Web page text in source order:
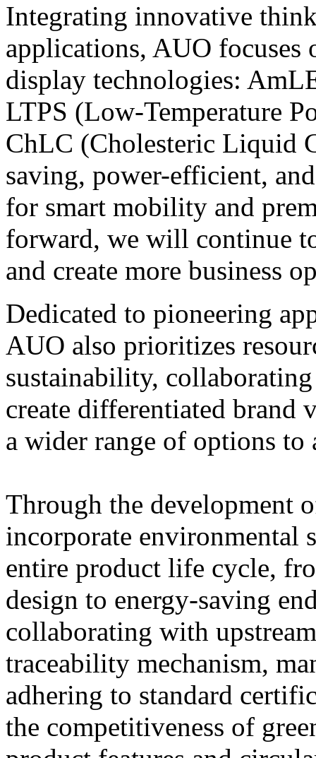
Integrating innovative
applications, AUO focuses
display technologies:
LTPS (Low-Temperature
ChLC (Cholesteric Liquid
saving, power-efficient,
for smart mobility and
forward, we will continue
and create more business
Dedicated to pioneering
AUO also prioritizes
sustainability,
create differentiated brand
a wider range of options to
Through the development
incorporate environmental
entire product life cycle,
design to energy-saving
collaborating with
traceability mechanism,
adhering to standard
the competitiveness of